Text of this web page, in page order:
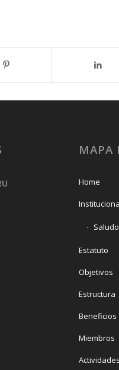
MAPA
Home
Estatuto
Objetivos
Estructura
Beneficios
Miembros
Actividades